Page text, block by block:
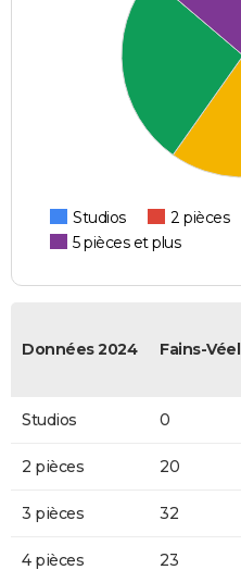
Studios 2 pièces
5 pièces et plus
Données 2024 Fains-Véel
Studios 0
2 pièces 20
3 pièces 32
4 pièces 23